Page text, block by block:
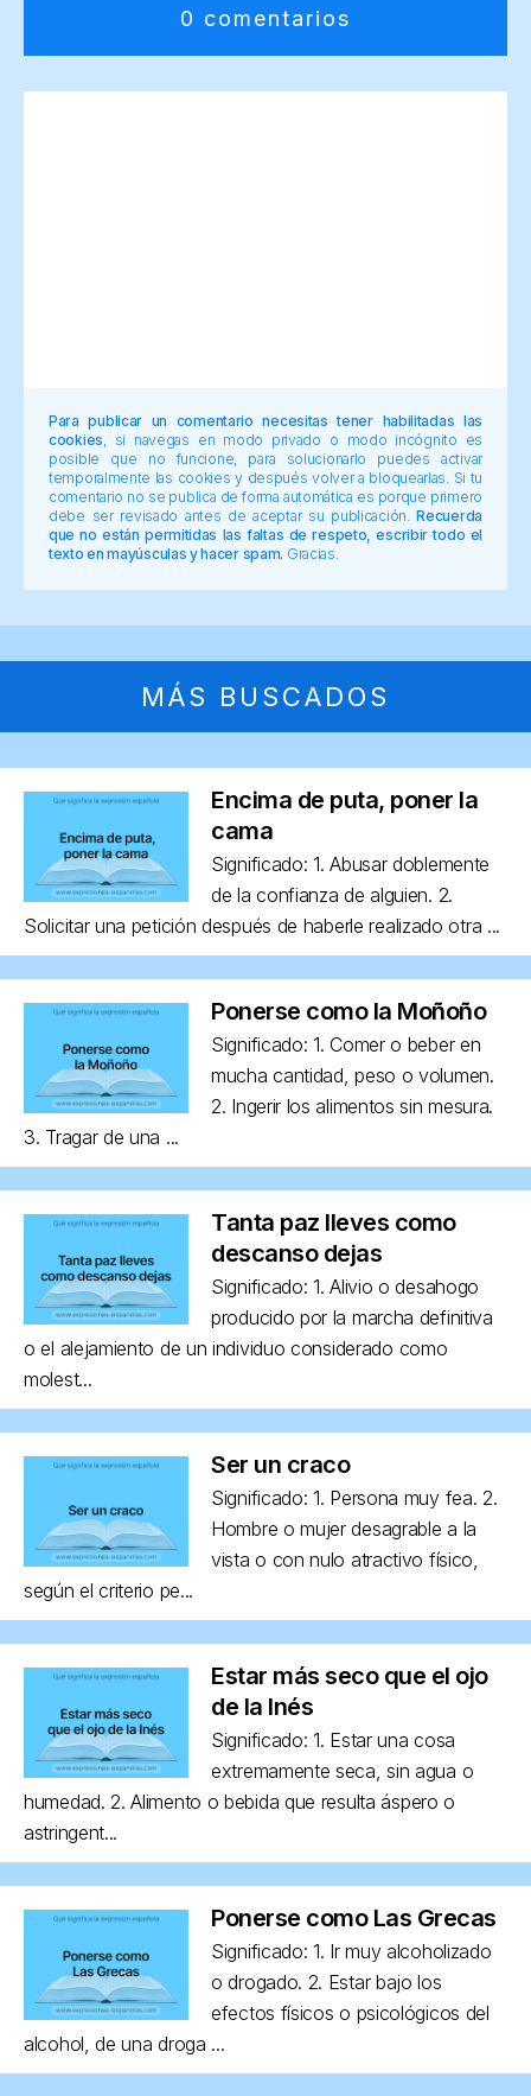
0 comentarios
Para publicar un comentario necesitas tener habilitadas las
cookies , si navegas en modo privado o modo incógnito es
posible que no funcione, para solucionarlo puedes activar
temporalmente las cookies y después volver a bloquearlas. Si tu
comentario no se publica de forma automática es porque primero
debe ser revisado antes de aceptar su publicación.Recuerda
que no están permitidas las faltas de respeto, escribir todo el
texto en mayúsculas y hacer spam. Gracias.
MÁS BUSCADOS
Encima de puta, poner la
cama
Significado: 1. Abusar doblemente
de la confianza de alguien. 2.
Solicitar una petición después de haberle realizado otra ...
Ponerse como la Moñoño
Significado: 1. Comer o beber en
mucha cantidad, peso o volumen.
2. Ingerir los alimentos sin mesura.
3. Tragar de una ...
Tanta paz lleves como
descanso dejas
Significado: 1. Alivio o desahogo
producido por la marcha definitiva
o el alejamiento de un individuo considerado como
molest...
Ser un craco
Significado: 1. Persona muy fea. 2.
Hombre o mujer desagrable a la
vista o con nulo atractivo físico,
según el criterio pe...
Estar más seco que el ojo
de la Inés
Significado: 1. Estar una cosa
extremamente seca, sin agua o
humedad. 2. Alimento o bebida que resulta áspero o
astringent...
Ponerse como Las Grecas
Significado: 1. Ir muy alcoholizado
o drogado. 2. Estar bajo los
efectos físicos o psicológicos del
alcohol, de una droga ...